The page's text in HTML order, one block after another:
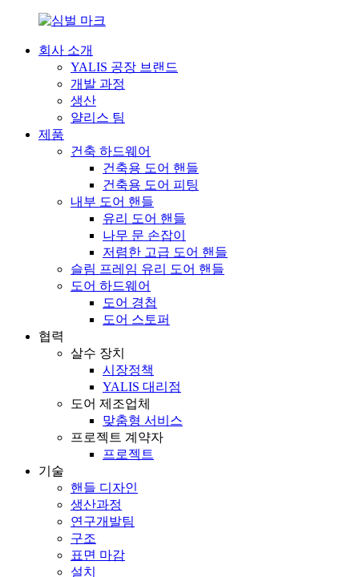
회사 소개
YALIS 공장 브랜드
개발 과정
생산
얄리스 팀
제품
건축 하드웨어
건축용 도어 핸들
건축용 도어 피팅
내부 도어 핸들
유리 도어 핸들
나무 문 손잡이
저렴한 고급 도어 핸들
슬림 프레임 유리 도어 핸들
도어 하드웨어
도어 경첩
도어 스토퍼
협력
살수 장치
시장정책
YALIS 대리점
도어 제조업체
맞춤형 서비스
프로젝트 계약자
프로젝트
기술
핸들 디자인
생산과정
연구개발팀
구조
표면 마감
설치